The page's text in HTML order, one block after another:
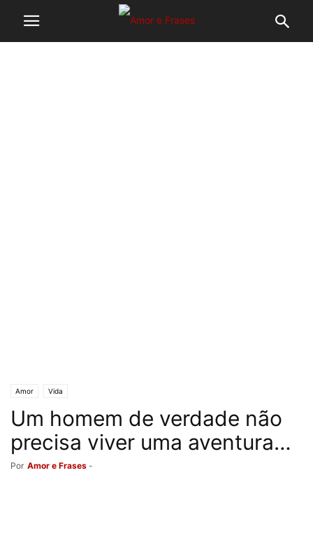
Amor Vida
Um homem de verdade não
precisa viver uma aventura…
Por Amor e Frases -